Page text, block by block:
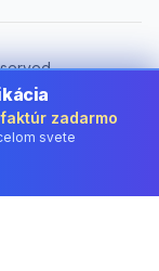
zadarmo
svete